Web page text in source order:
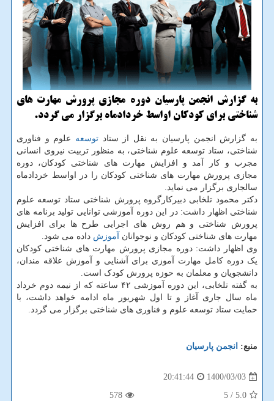
به گزارش انجمن پارسیان دوره مجازی پرورش مهارت های
شناختی برای کودکان اواسط خردادماه برگزار می گردد.
به گزارش انجمن پارسیان به نقل از ستادتوسعه علوم و فناوری
شناختی، ستاد توسعه علوم شناختی، به منظور تربیت نیروی انسانی
مجرب و کار آمد و افزایش مهارت های شناختی کودکان، دوره
مجازی پرورش مهارت های شناختی کودکان را در اواسط خردادماه
سالجاری برگزار می نماید.
دکتر محمود تلخابی دبیرکارگروه پرورش شناختی ستاد توسعه علوم
شناختی اظهار داشت: در این دوره آموزشی توانایی تولید برنامه های
پرورش شناختی و هم روش های اجرایی طرح ها برای افزایش
مهارت های شناختی کودکان و نوجوانان آموزش داده می شود.
وی اظهار داشت: دوره مجازی پرورش مهارت های شناختی کودکان
یک دوره کامل مهارت آموزی برای آشنایی و آموزش علاقه مندان،
دانشجویان و معلمان به حوزه پرورش کودک است.
به گفته تلخابی، این دوره آموزشی ۴۲ ساعته که از نیمه دوم خرداد
ماه سال جاری آغاز و تا اول شهریور ماه ادامه خواهد داشت، با
حمایت ستاد توسعه علوم و فناوری های شناختی برگزار می گردد.
منبع: انجمن پارسیان
1400/03/03
20:41:44
5.0
/ 5
578